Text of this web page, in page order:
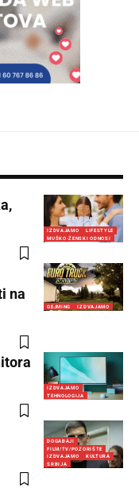
IZDVAJAMO
LIFESTYLE
MUŠKO-ŽENSKI ODNOSI
GEJMING IZDVAJAMO
na
IZDVAJAMO
TEHNOLOGIJA
DOGAĐAJI
FILM/TV/POZORIŠTE
IZDVAJAMO
KULTURA
SRBIJA